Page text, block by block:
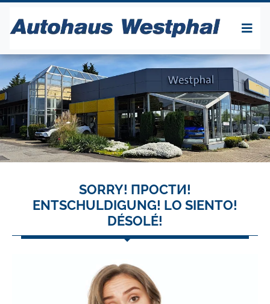
SORRY! ПРОСТИ!
ENTSCHULDIGUNG! LO SIENTO!
DÉSOLÉ!